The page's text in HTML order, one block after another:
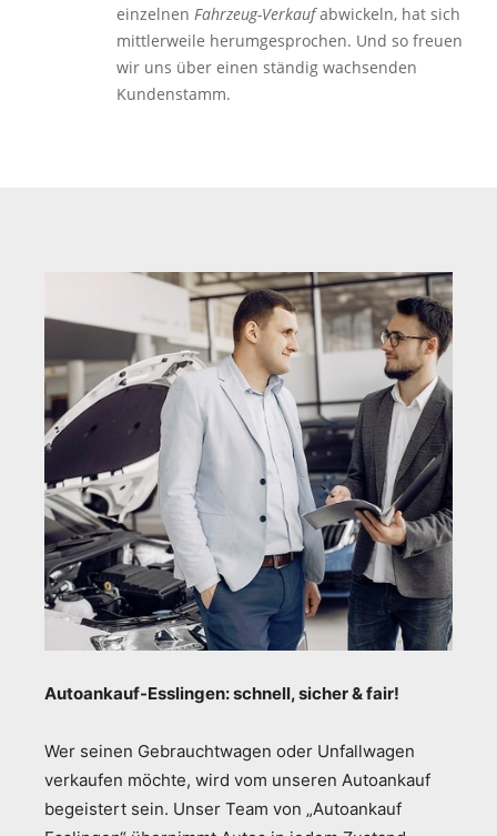
einzelnen Fahrzeug-Verkaufabwickeln, hat sich
mittlerweile herumgesprochen. Und so freuen
wir uns über einen ständig wachsenden
Kundenstamm.
Autoankauf-Esslingen: schnell, sicher & fair!
Wer seinen Gebrauchtwagen oder Unfallwagen
verkaufen möchte, wird vom unseren Autoankauf
begeistert sein. Unser Team von „Autoankauf